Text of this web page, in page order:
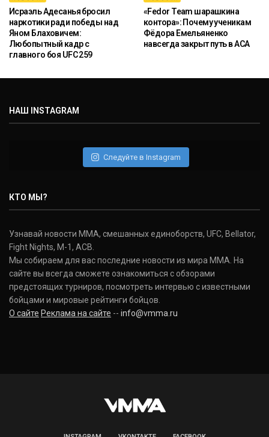
Исраэль Адесанья бросил
наркотики ради победы над
Яном Блаховичем:
Любопытный кадр с
главного боя UFC 259
«Fedor Team шарашкина
контора»: Почему ученикам
Фёдора Емельяненко
навсегда закрыт путь в ACA
НАШ INSTAGRAM
Следуйте в Instagram
КТО МЫ?
Узнавай новости ММА, смешанных единоборств, UFC, Bellator,
Fight Nights, M-1, ACB.
Мы собираем для вас последние новости из мира ММА. На
сайте вы всегда сможете ознакомиться с обзорами
предстоящих турниров, посмотреть интервью с известными
бойцами и мировые рейтинги бойцов.
О сайте Реклама на сайте -- info@vmma.ru